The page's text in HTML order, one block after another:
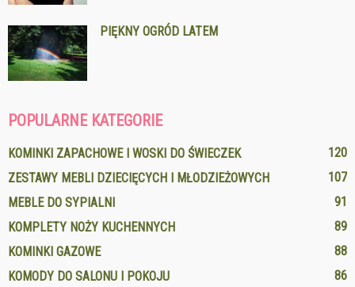
PIĘKNY OGRÓD LATEM
POPULARNE KATEGORIE
KOMINKI ZAPACHOWE I WOSKI DO ŚWIECZEK
120
ZESTAWY MEBLI DZIECIĘCYCH I MŁODZIEŻOWYCH
107
MEBLE DO SYPIALNI
91
KOMPLETY NOŻY KUCHENNYCH
89
KOMINKI GAZOWE
88
KOMODY DO SALONU I POKOJU
86